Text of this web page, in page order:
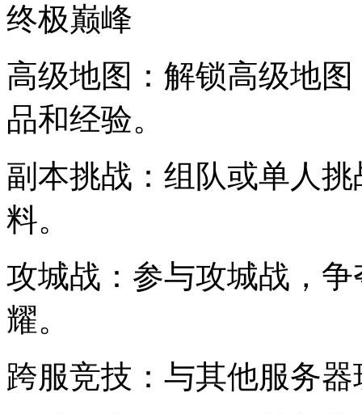
终极巅峰
高级地图：解锁高级地
品和经验。
副本挑战：组队或单人
料。
攻城战：参与攻城战，
耀。
跨服竞技：与其他服务